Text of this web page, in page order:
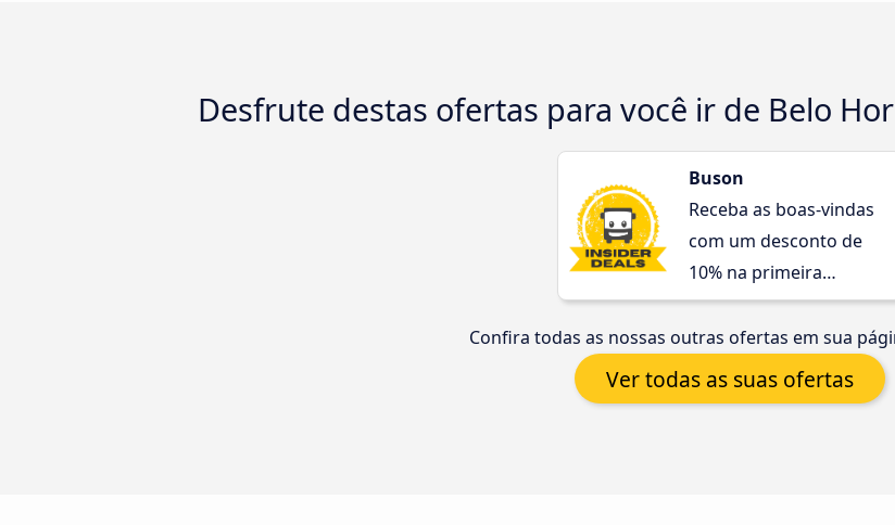
Desfrute destas ofertas para você ir de Belo
Buson
Receba as boas-vindas
com um desconto de
10% na primeira
compra!
Confira todas as nossas outras ofertas em sua
Ver todas as suas ofertas